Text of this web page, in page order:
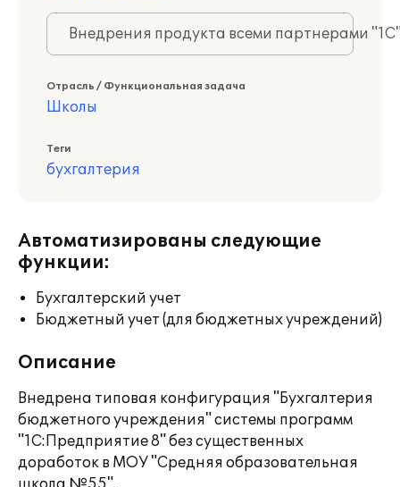
Внедрения продукта всеми партнерами
Отрасль / Функциональная задача
Школы
Теги
бухгалтерия
Автоматизированы следующие
функции:
Бухгалтерский учет
Бюджетный учет (для бюджетных учреждений)
Описание
Внедрена типовая конфигурация "Бухгалтерия
бюджетного учреждения" системы программ
"1С:Предприятие 8" без существенных
доработок в МОУ "Средняя образовательная